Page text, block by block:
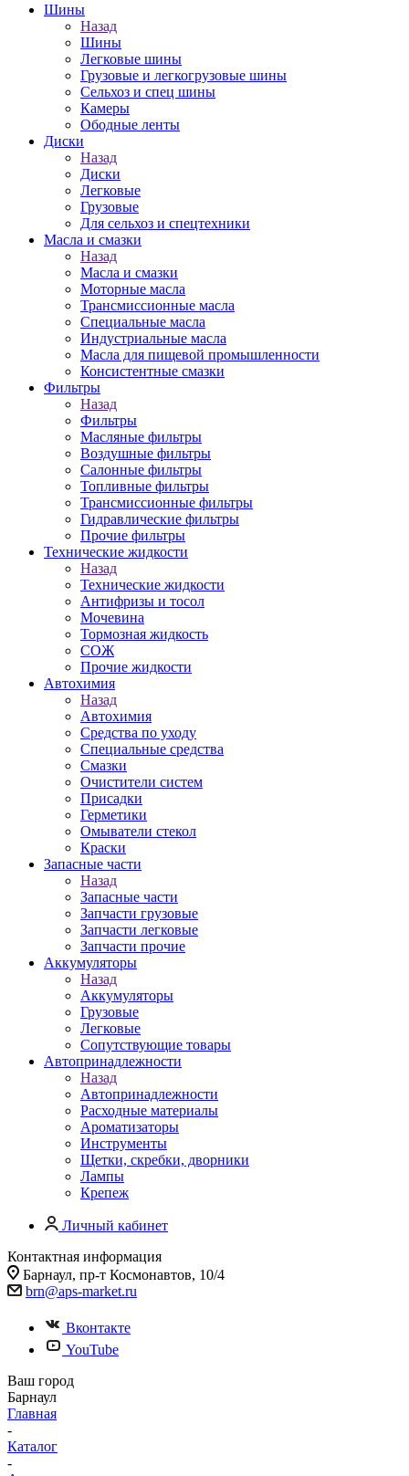
Шины
Назад
Шины
Легковые шины
Грузовые и легкогрузовые шины
Сельхоз и спец шины
Камеры
Ободные ленты
Диски
Назад
Диски
Легковые
Грузовые
Для сельхоз и спецтехники
Масла и смазки
Назад
Масла и смазки
Моторные масла
Трансмиссионные масла
Специальные масла
Индустриальные масла
Масла для пищевой промышленности
Консистентные смазки
Фильтры
Назад
Фильтры
Масляные фильтры
Воздушные фильтры
Салонные фильтры
Топливные фильтры
Трансмиссионные фильтры
Гидравлические фильтры
Прочие фильтры
Технические жидкости
Назад
Технические жидкости
Антифризы и тосол
Мочевина
Тормозная жидкость
СОЖ
Прочие жидкости
Автохимия
Назад
Автохимия
Средства по уходу
Специальные средства
Смазки
Очистители систем
Присадки
Герметики
Омыватели стекол
Краски
Запасные части
Назад
Запасные части
Запчасти грузовые
Запчасти легковые
Запчасти прочие
Аккумуляторы
Назад
Аккумуляторы
Грузовые
Легковые
Сопутствующие товары
Автопринадлежности
Назад
Автопринадлежности
Расходные материалы
Ароматизаторы
Инструменты
Щетки, скребки, дворники
Лампы
Крепеж
Личный кабинет
Контактная информация
Барнаул, пр-т Космонавтов, 10/4
brn@aps-market.ru
Вконтакте
YouTube
Ваш город
Барнаул
Главная
-
Каталог
-